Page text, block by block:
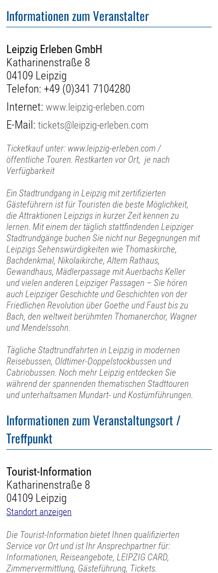
Informationen zum Veranstalter
Leipzig Erleben GmbH
Katharinenstraße 8
04109 Leipzig
Telefon: +49 (0)341 7104280
Internet:www.leipzig-erleben.com
E-Mail:tickets@leipzig-erleben.com
Ticketkauf unter: www.leipzig-erleben.com /
öffentliche Touren. Restkarten vor Ort, je nach
Verfügbarkeit
Ein Stadtrundgang in Leipzig mit zertifizierten
Gästeführern ist für Touristen die beste Möglichkeit,
die Attraktionen Leipzigs in kurzer Zeit kennen zu
lernen. Mit einem der täglich stattfindenden Leipziger
Stadtrundgänge buchen Sie nicht nur Begegnungen mit
Leipzigs Sehenswürdigkeiten wie Thomaskirche,
Bachdenkmal, Nikolaikirche, Altem Rathaus,
Gewandhaus, Mädlerpassage mit Auerbachs Keller
und vielen anderen Leipziger Passagen – Sie hören
auch Leipziger Geschichte und Geschichten von der
Friedlichen Revolution über Goethe und Faust bis zu
Bach, den weltweit berühmten Thomanerchor, Wagner
und Mendelssohn.
Tägliche Stadtrundfahrten in Leipzig in modernen
Reisebussen, Oldtimer-Doppelstockbussen und
Cabriobussen. Noch mehr Leipzig entdecken Sie
während der spannenden thematischen Stadttouren
und unterhaltsamen Mundart- und Kostümführungen.
Informationen zum Veranstaltungsort /
Treffpunkt
Tourist-Information
Katharinenstraße 8
04109 Leipzig
Standort anzeigen
Die Tourist-Information bietet Ihnen qualifizierten
Service vor Ort und ist Ihr Ansprechpartner für:
Informationen, Reiseangebote, LEIPZIG CARD,
Zimmervermittlung, Gästeführung, Tickets.